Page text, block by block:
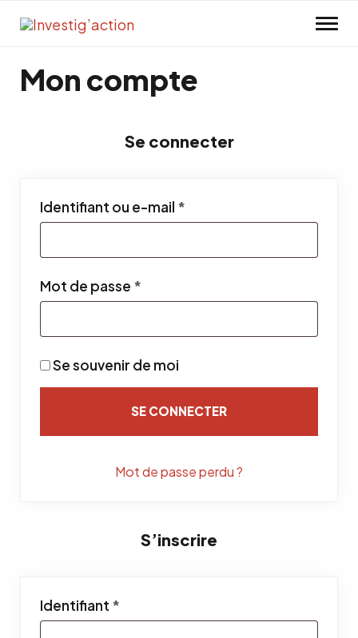
Mon compte
Se connecter
Identifiant ou e-mail *
Mot de passe *
Se souvenir de moi
SE CONNECTER
Mot de passe perdu ?
S’inscrire
Identifiant *